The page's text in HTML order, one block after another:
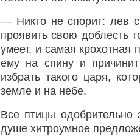
— Никто не спорит: лев
проявить свою доблесть
умеет, и самая крохотная
ему на спину и
избрать такого царя,
земле и на небе.
Все птицы
душе хитроумное